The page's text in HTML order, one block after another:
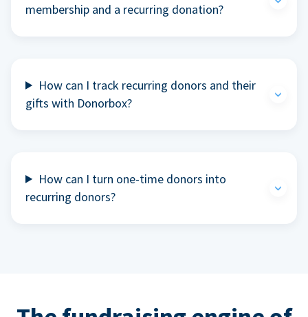
membership and a recurring donation?
How can I track recurring donors and their
gifts with Donorbox?
How can I turn one-time donors into
recurring donors?